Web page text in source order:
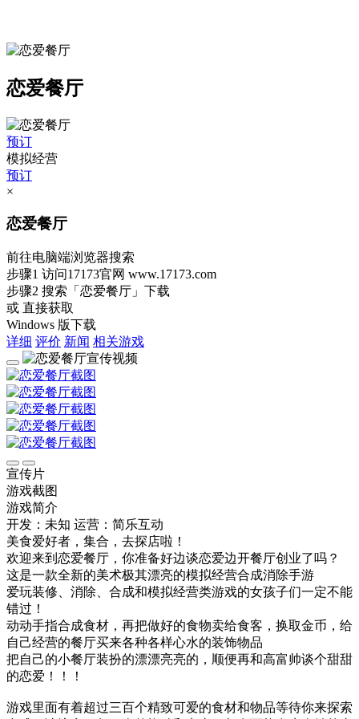
恋爱餐厅
预订
模拟经营
预订
×
恋爱餐厅
前往电脑端浏览器搜索
步骤1 访问17173官网 www.17173.com
步骤2 搜索 「恋爱餐厅」 下载
或 直接获取
Windows 版下载
详细 评价 新闻 相关游戏
宣传片
游戏截图
游戏简介
开发：未知 运营：简乐互动
美食爱好者，集合，去探店啦！
欢迎来到恋爱餐厅，你准备好边谈恋爱边开餐厅创业了吗？
这是一款全新的美术极其漂亮的模拟经营合成消除手游
爱玩装修、消除、合成和模拟经营类游戏的女孩子们一定不能
错过！
动动手指合成食材，再把做好的食物卖给食客，换取金币，给
自己经营的餐厅买来各种各样心水的装饰物品
把自己的小餐厅装扮的漂漂亮亮的，顺便再和高富帅谈个甜甜
的恋爱！！！
游戏里面有着超过三百个精致可爱的食材和物品等待你来探索